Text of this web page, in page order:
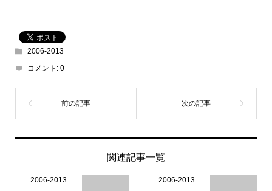
2006-2013
コメント: 0
関連記事一覧
2006-2013 2006-2013